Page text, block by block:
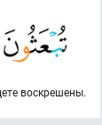
воскрешены.